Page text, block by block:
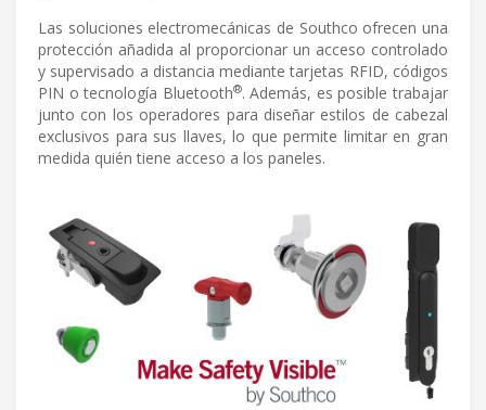
Las soluciones electromecánicas de Southco ofrecen una
protección añadida al proporcionar un acceso controlado
y supervisado a distancia mediante tarjetas RFID, códigos
PIN o tecnología Bluetooth®. Además, es posible trabajar
junto con los operadores para diseñar estilos de cabezal
exclusivos para sus llaves, lo que permite limitar en gran
medida quién tiene acceso a los paneles.